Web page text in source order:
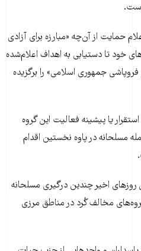
حمایت از آن‌چه «مبارزه برای آزادی
خود تا دستیابی به اهداف اعلام‌شده
جمهوری اسلامی» را برگزیده
یا پیشینه فعالیت این گروه
در پاوه نخستین اقدام
اخیر چندین درگیری مسلحانه
مخالف کُرد در مناطق مرزی